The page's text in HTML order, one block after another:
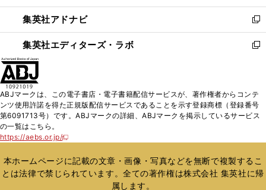
開
く
ウ
で
開
く
ン
ド
ウ
で
ウ
ィ
ン
ド
く
集英社アドナビ
新
し
い
ド
ウ
で
集英社エディターズ・ラボ
新
ィ
ン
ド
開
く
ABJマークは、この電子書店・電子書籍配信サービスが、著作権者からコンテ
ンツ使用許諾を得た正規版配信サービスであることを示す登録商標（登録番号
第6091713号）です。ABJマークの詳細、ABJマークを掲示しているサービス
の一覧はこちら。
https://aebs.or.jp/
新
い
ウ
ィ
本ホームページに記載の文章・画像・写真などを無断で複製するこ
とは法律で禁じられています。全ての著作権は株式会社 集英社に帰
属します。